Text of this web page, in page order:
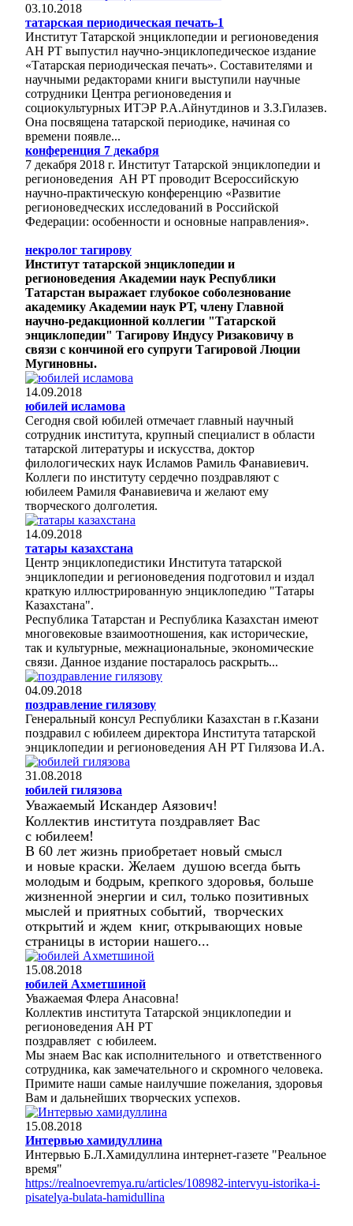
03.10.2018
татарская периодическая печать-1
Институт Татарской энциклопедии и регионоведения
АН РТ выпустил научно-энциклопедическое издание
«Татарская периодическая печать». Составителями и
научными редакторами книги выступили научные
сотрудники Центра регионоведения и
социокультурных ИТЭР Р.А.Айнутдинов и З.З.Гилазев.
Она посвящена татарской периодике, начиная со
времени появле...
конференция 7 декабря
7 декабря 2018 г. Институт Татарской энциклопедии и
регионоведения АН РТ проводит Всероссийскую
научно-практическую конференцию «Развитие
регионоведческих исследований в Российской
Федерации: особенности и основные направления».
некролог тагирову
Институт татарской энциклопедии и
регионоведения Академии наук Республики
Татарстан выражает глубокое соболезнование
академику Академии наук РТ, члену Главной
научно-редакционной коллегии "Татарской
энциклопедии" Тагирову Индусу Ризаковичу в
связи с кончиной его супруги Тагировой Люции
Мугиновны.
14.09.2018
юбилей исламова
Сегодня свой юбилей отмечает главный научный
сотрудник института, крупный специалист в области
татарской литературы и искусства, доктор
филологических наук Исламов Рамиль Фанавиевич.
Коллеги по институту сердечно поздравляют с
юбилеем Рамиля Фанавиевича и желают ему
творческого долголетия.
14.09.2018
татары казахстана
Центр энциклопедистики Института татарской
энциклопедии и регионоведения подготовил и издал
краткую иллюстрированную энциклопедию "Татары
Казахстана".
Республика Татарстан и Республика Казахстан имеют
многовековые взаимоотношения, как исторические,
так и культурные, межнациональные, экономические
связи. Данное издание постаралось раскрыть...
04.09.2018
поздравление гилязову
Генеральный консул Республики Казахстан в г.Казани
поздравил с юбилеем директора Института татарской
энциклопедии и регионоведения АН РТ Гилязова И.А.
31.08.2018
юбилей гилязова
Уважаемый Искандер Аязович!
Коллектив института поздравляет Вас
с юбилеем!
В 60 лет жизнь приобретает новый смысл
и новые краски. Желаем душою всегда быть
молодым и бодрым, крепкого здоровья, больше
жизненной энергии и сил, только позитивных
мыслей и приятных событий, творческих
открытий и ждем книг, открывающих новые
страницы в истории нашего...
15.08.2018
юбилей Ахметшиной
Уважаемая Флера Анасовна!
Коллектив института Татарской энциклопедии и
регионоведения АН РТ
поздравляет с юбилеем.
Мы знаем Вас как исполнительного и ответственного
сотрудника, как замечательного и скромного человека.
Примите наши самые наилучшие пожелания, здоровья
Вам и дальнейших творческих успехов.
15.08.2018
Интервью хамидуллина
Интервью Б.Л.Хамидуллина интернет-газете "Реальное
время"
https://realnoevremya.ru/articles/108982-intervyu-istorika-i-
pisatelya-bulata-hamidullina